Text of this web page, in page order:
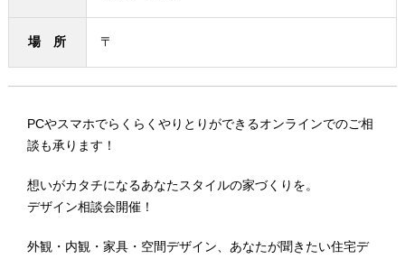
場 所 〒
PCやスマホでらくらくやりとりができるオンラインでのご相
談も承ります！
想いがカタチになるあなたスタイルの家づくりを。
デザイン相談会開催！
外観・内観・家具・空間デザイン、あなたが聞きたい住宅デ